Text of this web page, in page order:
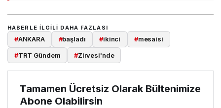
HABERLE ILGILI DAHA FAZLASI
#ANKARA #başladı #ikinci #mesaisi
#TRT Gündem #Zirvesi'nde
Tamamen Ücretsiz Olarak Bültenimize
Abone Olabilirsin